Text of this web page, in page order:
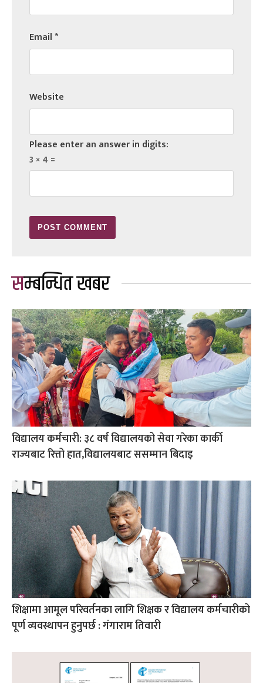
Email*
Website
Please enter an answer in digits:
3 × 4 =
सम्बन्धित खबर
विद्यालय कर्मचारी: ३८ वर्ष विद्यालयको सेवा गरेका कार्की
राज्यबाट रित्तो हात,विद्यालयबाट ससम्मान बिदाइ
शिक्षामा आमूल परिवर्तनका लागि शिक्षक र विद्यालय कर्मचारीको
पूर्ण व्यवस्थापन हुनुपर्छ : गंगाराम तिवारी